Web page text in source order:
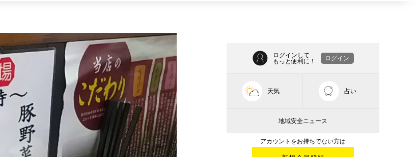
ログインして
もっと便利に！
ログイン
天気 占い
地域安全ニュース
アカウントをお持ちでない方は